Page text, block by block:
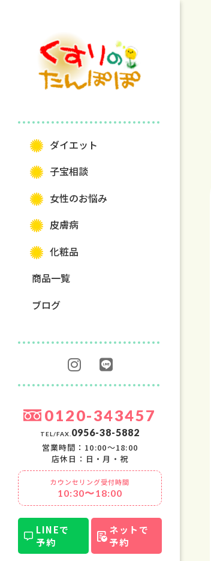
ダイエット
⼦宝相談
⼥性のお悩み
⽪膚病
化粧品
商品一覧
ブログ
0120-343457
TEL/FAX.0956-38-5882
営業時間：10:00〜18:00
店休日：日・月・祝
カウンセリング受付時間
10:30〜18:00
LINEで
予約
ネットで
予約